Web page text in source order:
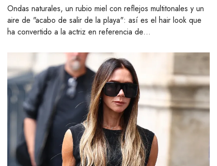
Ondas naturales, un rubio miel con reflejos multitonales y un
aire de "acabo de salir de la playa": así es el hair look que
ha convertido a la actriz en referencia de…